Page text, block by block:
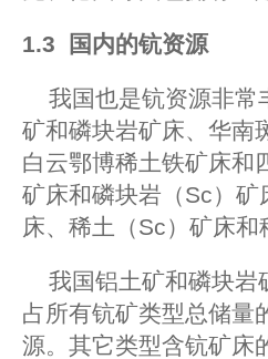
1.3 国内的钪资源
我国也是钪资源非常
矿和磷块岩矿床、华南
白云鄂博稀土铁矿床和
矿床和磷块岩（Sc）
床、稀土（Sc）矿床和
我国铝土矿和磷块岩
占所有钪矿类型总储量
源。其它类型含钪矿床